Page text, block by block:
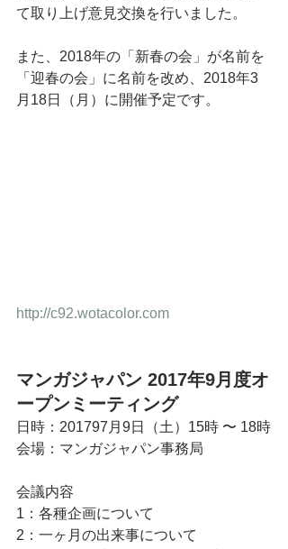
て取り上げ意見交換を行いました。
また、2018年の「新春の会」が名前を
「迎春の会」に名前を改め、2018年3
月18日（月）に開催予定です。
http://c92.wotacolor.com
マンガジャパン 2017年9月度オ
ープンミーティング
日時：201797月9日（土）15時 〜 18時
会場：マンガジャパン事務局
会議内容
1：各種企画について
2：一ヶ月の出来事について